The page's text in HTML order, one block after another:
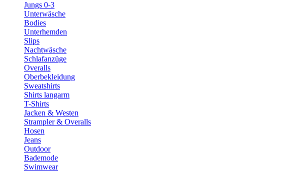
Jungs 0-3
Unterwäsche
Bodies
Unterhemden
Slips
Nachtwäsche
Schlafanzüge
Overalls
Oberbekleidung
Sweatshirts
Shirts langarm
T-Shirts
Jacken & Westen
Strampler & Overalls
Hosen
Jeans
Outdoor
Bademode
Swimwear